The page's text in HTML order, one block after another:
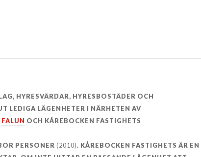
HYRESVÄRDAR, HYRESBOSTÄDER OCH
LEDIGA LÄGENHETER I NÄRHETEN AV
FALUN OCH KÅREBOCKEN FASTIGHETS
PERSONER(2010). KÅREBOCKEN FASTIGHETS ÄR EN